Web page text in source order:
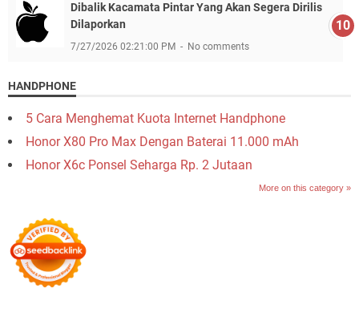
Dibalik Kacamata Pintar Yang Akan Segera Dirilis
Dilaporkan
7/27/2026 02:21:00 PM No comments
HANDPHONE
5 Cara Menghemat Kuota Internet Handphone
Honor X80 Pro Max Dengan Baterai 11.000 mAh
Honor X6c Ponsel Seharga Rp. 2 Jutaan
More on this category »